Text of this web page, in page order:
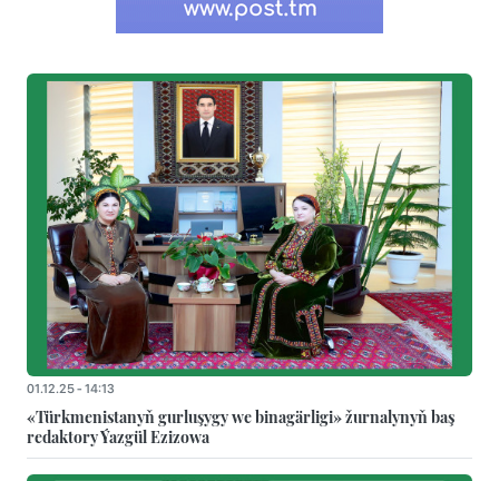
01.12.25 - 14:13
«Türkmenistanyň gurluşygy we binagärligi» žurnalynyň baş
redaktory Ýazgül Ezizowa